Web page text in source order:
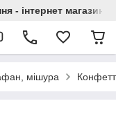
- інтернет магазин
мішура